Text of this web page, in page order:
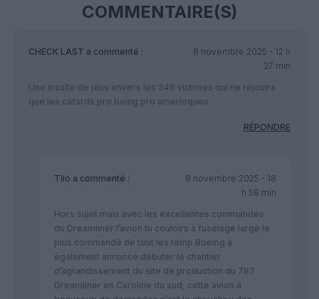
COMMENTAIRE(S)
CHECK LAST a commenté :
8 novembre 2025 - 12 h
37 min
Une insulte de plus envers les 346 victimes qui ne réjouira
que les cafards pro boing pro amerloques
RÉPONDRE
Tilo a commenté :
8 novembre 2025 - 18
h 58 min
Hors sujet mais avec les excellentes commandes
du Dreamliner l’avion bi couloirs à fuselage large le
plus commandé de tout les temp Boeing à
également annoncé débuter le chantier
d’agrandissement du site de production du 787
Dreamliner en Caroline du sud, cette avion à